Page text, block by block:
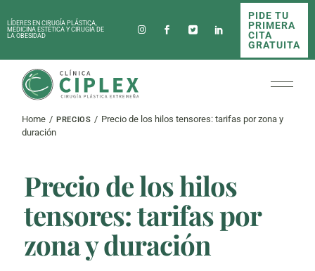
to
theLÍDERES EN CIRUGÍA PLÁSTICA,
MEDICINA ESTÉTICA Y CIRUGÍA DE
LA OBESIDAD
PIDE TU
PRIMERA
CITA
GRATUITA
Home PRECIOS
Precio de los hilos tensores: tarifas por zona y
duración
Precio de los hilos
tensores: tarifas por
zona y duración